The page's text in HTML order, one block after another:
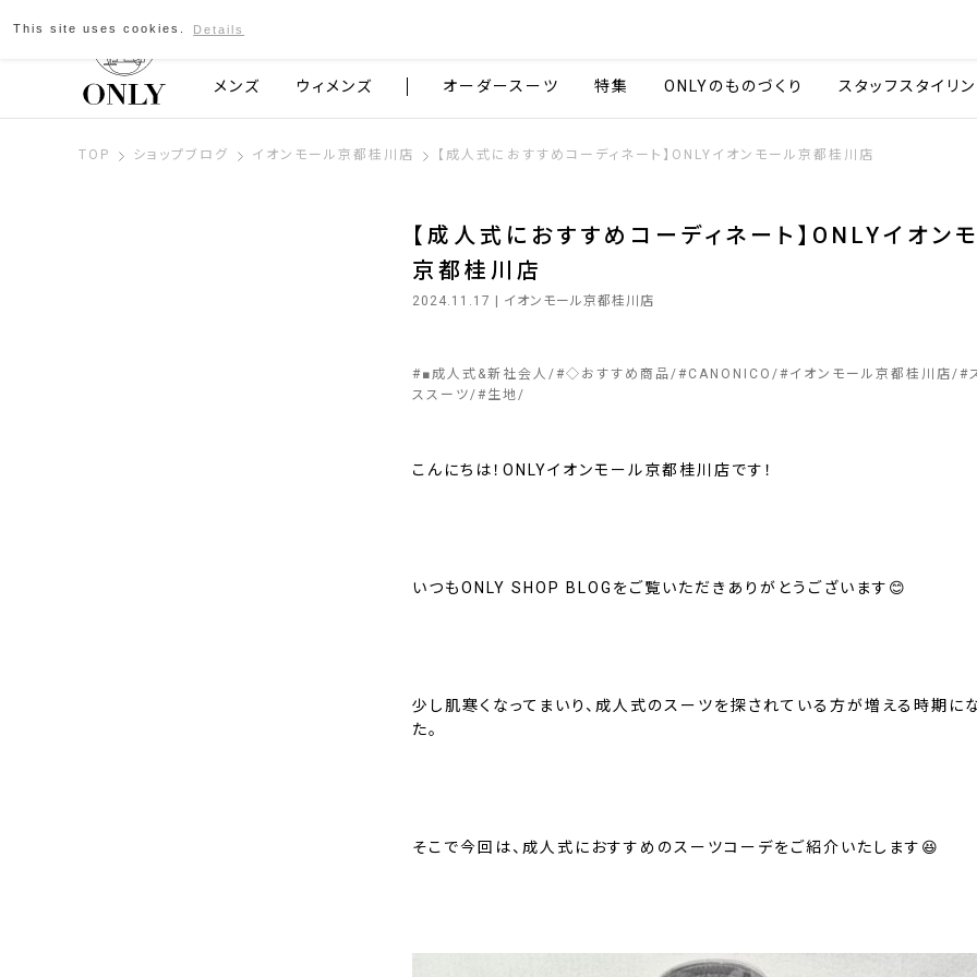
京都発のスーツブランド ONLY
メンズ ウィメンズ オーダースーツ 特集 ONLYのものづくり スタッフスタイリ
TOP ショップブログ イオンモール京都桂川店 【成人式におすすめコーディネート】ONLYイオンモール京都桂川店
【成人式におすすめコーディネート】ONLYイオン
京都桂川店
2024.11.17 | イオンモール京都桂川店
#■成人式&新社会人 #◇おすすめ商品 #CANONICO #イオンモール京都桂川店 #
ススーツ
#生地
こんにちは！ONLYイオンモール京都桂川店です！
いつもONLY SHOP BLOGをご覧いただきありがとうございます😊
少し肌寒くなってまいり、成人式のスーツを探されている方が増える時期に
た。
そこで今回は、成人式におすすめのスーツコーデをご紹介いたします😆
This site uses cookies. Details